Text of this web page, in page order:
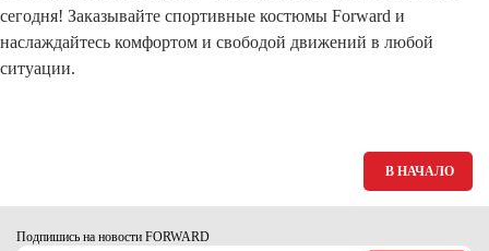
сегодня! Заказывайте спортивные костюмы Forward и
наслаждайтесь комфортом и свободой движений в любой
ситуации.
В НАЧАЛО
Подпишись на новости FORWARD